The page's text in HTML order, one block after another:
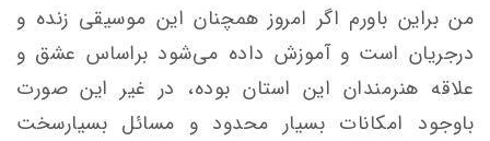
من براین باورم اگر امروز همچنان این موسیقی زنده و
درجریان است و آموزش داده می‌شود بر‌اساس عشق و
علاقه هنرمندان این استان بوده، در غیر این صورت
باوجود امکانات بسیار محدود و مسائل بسیارسخت